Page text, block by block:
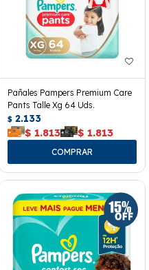
Pañales Pampers Premium Care
Pants Talle Xg 64 Uds.
$ 2.133
$ 1.813 $ 1.813